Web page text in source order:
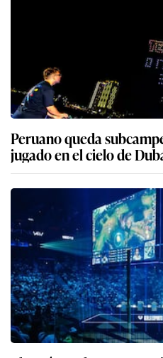
Peruano queda
jugado en el cielo de